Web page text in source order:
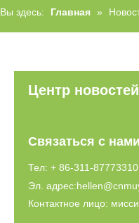
Вы здесь: Главная »
Центр новостей
Связаться с нами
Тел: + 86-311-
Эл. адрес:
Контактное лицо: